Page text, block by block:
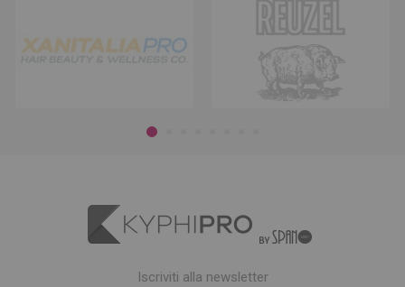
Iscriviti alla newsletter